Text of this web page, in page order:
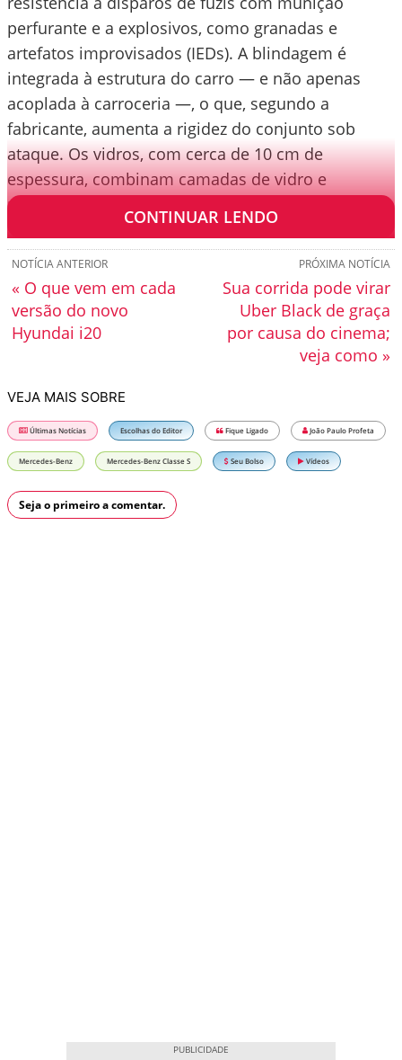
perfurante e a explosivos, como granadas e
artefatos improvisados (IEDs). A blindagem é
integrada à estrutura do carro — e não apenas
acoplada à carroceria —, o que, segundo a
fabricante, aumenta a rigidez do conjunto sob
ataque. Os vidros, com cerca de 10 cm de
espessura, combinam camadas de vidro e
policarbonato.
CONTINUAR LENDO
PRÓXIMA NOTÍCIA
Sua corrida pode virar
Uber Black de graça
por causa do cinema;
veja como »
NOTÍCIA ANTERIOR
« O que vem em cada
versão do novo
Hyundai i20
VEJA MAIS SOBRE
Últimas Notícias Escolhas do Editor Fique Ligado João Paulo Profeta
Mercedes-Benz Mercedes-Benz Classe S Seu Bolso Vídeos
Seja o primeiro a comentar.